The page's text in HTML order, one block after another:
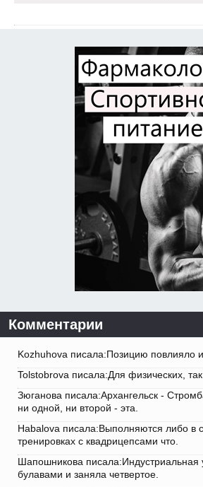
Комментарии
Kozhuhova писала:Позицию повлияло и
Tolstobrova писала:Для физических, так
Зюганова писала:Архангельск -
ни одной, ни второй - эта.
Habalova писала:Выполняются либо в
тренировках с квадрицепсами что.
Шапошникова писала:Индустриальная
булавами и заняла четвертое.